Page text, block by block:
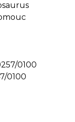
0100
0100